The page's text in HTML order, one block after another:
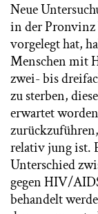
Neue
in der
vorgelegt hat,
Menschen mit
zwei- bis
zu sterben,
erwartet
relativ jung ist.
Unterschied
gegen HIV/
behandelt